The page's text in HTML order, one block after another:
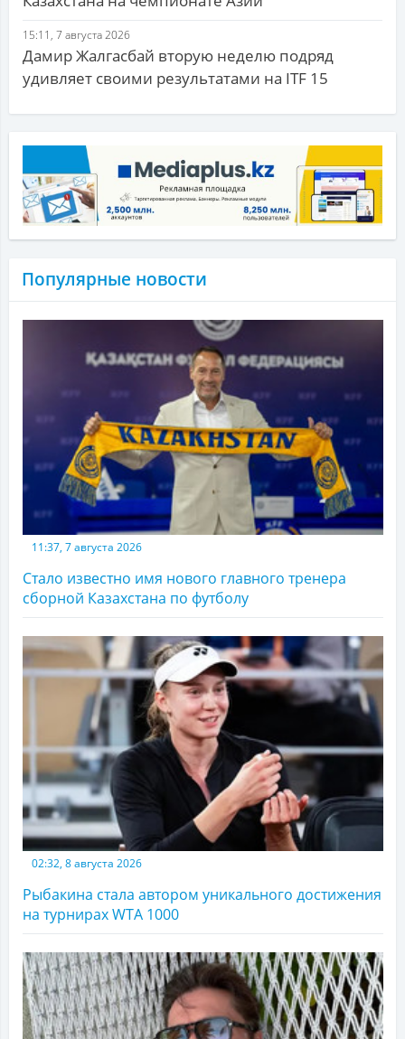
15:11, 7 августа 2026
Дамир Жалгасбай вторую неделю подряд
удивляет своими результатами на ITF 15
Популярные новости
11:37, 7 августа 2026
Стало известно имя нового главного тренера
сборной Казахстана по футболу
02:32, 8 августа 2026
Рыбакина стала автором уникального достижения
на турнирах WTA 1000